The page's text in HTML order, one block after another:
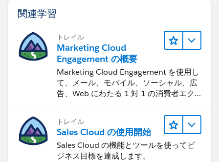
関連学習
トレイル
Marketing Cloud
Engagement の概要
Marketing Cloud Engagement を使用し
て、メール、モバイル、ソーシャル、広
告、Web にわたる 1 対 1 の消費者エク
トレイル
Sales Cloud の使用開始
Sales Cloud の機能とツールを使ってビ
ジネス目標を達成します。